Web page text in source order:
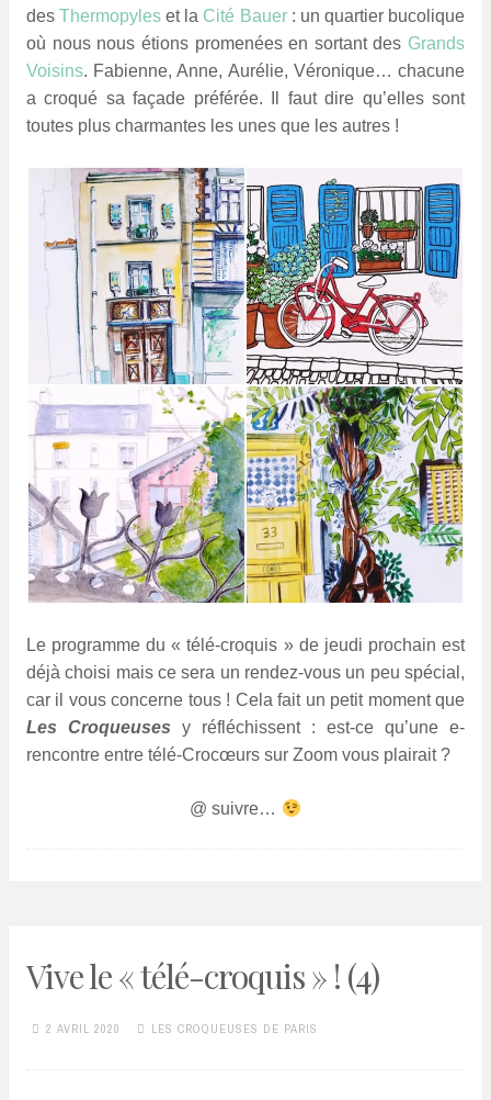
desThermopyles et la Cité Bauer: un quartier bucolique
où nous nous étions promenées en sortant des Grands
Voisins. Fabienne, Anne, Aurélie, Véronique… chacune
a croqué sa façade préférée. Il faut dire qu’elles sont
toutes plus charmantes les unes que les autres !
Le programme du « télé-croquis » de jeudi prochain est
déjà choisi mais ce sera un rendez-vous un peu spécial,
car il vous concerne tous ! Cela fait un petit moment que
Les Croqueuses y réfléchissent : est-ce qu’une e-
rencontre entre télé-Crocœurs sur Zoom vous plairait ?
@ suivre…
Vive le « télé-croquis » ! (4)
2 AVRIL 2020 LES CROQUEUSES DE PARIS